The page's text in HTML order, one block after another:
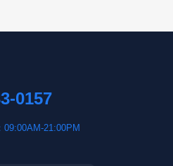
0157
09:00AM-21:00PM